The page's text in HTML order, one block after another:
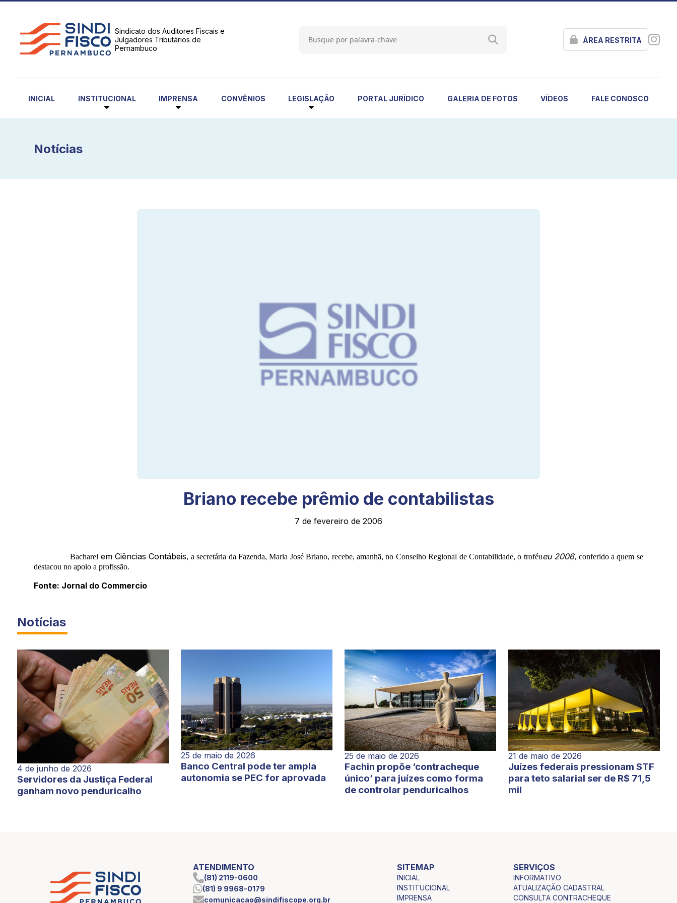
Sindicato dos Auditores Fiscais e
Julgadores Tributários de
Pernambuco
ÁREA RESTRITA
INICIAL INSTITUCIONAL IMPRENSA CONVÊNIOS LEGISLAÇÃO PORTAL JURÍDICO GALERIA DE FOTOS VÍDEOS FALE CONOSCO
Notícias
Briano recebe prêmio de contabilistas
7 de fevereiro de 2006
Bacharel em Ciências Contábeis, a secretária da Fazenda, Maria José Briano, recebe, amanhã, no Conselho Regional de Contabilidade, o troféueu 2006, conferido a quem se
destacou no apoio a profissão.
Fonte: Jornal do Commercio
Notícias
4 de junho de 2026
Servidores da Justiça Federal
ganham novo penduricalho
25 de maio de 2026
Banco Central pode ter ampla
autonomia se PEC for aprovada
25 de maio de 2026
Fachin propõe ‘contracheque
único’ para juízes como forma
de controlar penduricalhos
21 de maio de 2026
Juízes federais pressionam STF
para teto salarial ser de R$ 71,5
mil
ATENDIMENTO
(81) 2119-0600
(81) 9 9968-0179
comunicacao@sindifiscope.org.br
SITEMAP
INICIAL
INSTITUCIONAL
IMPRENSA
SERVIÇOS
INFORMATIVO
ATUALIZAÇÃO CADASTRAL
CONSULTA CONTRACHEQUE